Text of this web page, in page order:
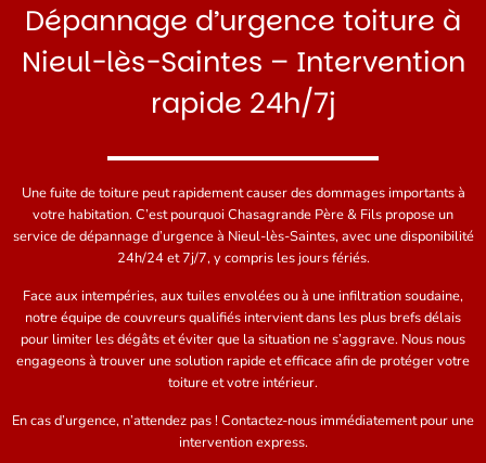
Dépannage d’urgence toiture à
Nieul-lès-Saintes – Intervention
rapide 24h/7j
Une fuite de toiture peut rapidement causer des dommages importants à
votre habitation. C’est pourquoi Chasagrande Père & Fils propose un
service de dépannage d’urgence à Nieul-lès-Saintes, avec une disponibilité
24h/24 et 7j/7, y compris les jours fériés.
Face aux intempéries, aux tuiles envolées ou à une infiltration soudaine,
notre équipe de couvreurs qualifiés intervient dans les plus brefs délais
pour limiter les dégâts et éviter que la situation ne s’aggrave. Nous nous
engageons à trouver une solution rapide et efficace afin de protéger votre
toiture et votre intérieur.
En cas d’urgence, n’attendez pas ! Contactez-nous immédiatement pour une
intervention express.